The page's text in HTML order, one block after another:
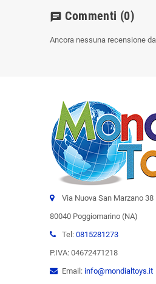
chat Commenti (0)
Ancora nessuna recensione
Via Nuova San Marzano 38
80040 Poggiomarino (NA)
Tel: 0815281273
P.IVA: 04672471218
Email: info@mondialtoys.it